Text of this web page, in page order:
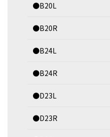
●B20L
●B20R
●B24L
●B24R
●D23L
●D23R